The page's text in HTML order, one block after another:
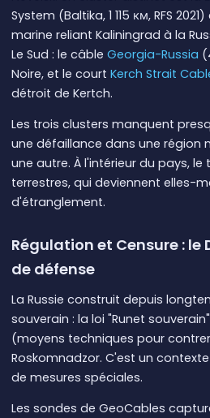
System (Baltika, 1 115 км, RFS
marine reliant Kaliningrad à la
Le Sud : le câble Georgia-Russia
Noire, et le court Kerch Strait
détroit de Kertch.
Les trois clusters manquent
une défaillance dans une région
une autre. À l'intérieur du pays,
terrestres, qui deviennent elles-
d'étranglement.
Régulation et Censure : le
de défense
La Russie construit depuis
souverain : la loi "Runet
(moyens techniques pour
Roskomnadzor. C'est un
de mesures spéciales.
Les sondes de GeoCables